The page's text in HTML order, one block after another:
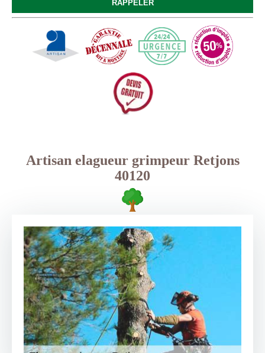
Artisan elagueur grimpeur Retjons
40120